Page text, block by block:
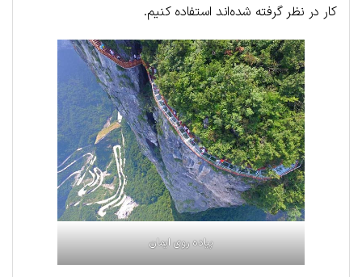
کار در نظر گرفته شده‌اند استفاده کنیم.
پیاده روی ایمان